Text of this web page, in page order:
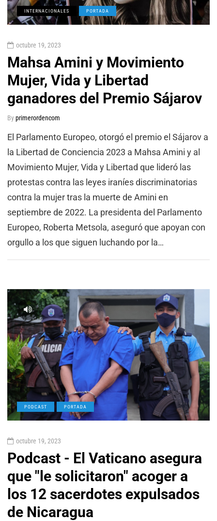
INTERNACIONALES PORTADA
octubre 19, 2023
Mahsa Amini y Movimiento
Mujer, Vida y Libertad
ganadores del Premio Sájarov
Byprimerordencom
El Parlamento Europeo, otorgó el premio el Sájarov a
la Libertad de Conciencia 2023 a Mahsa Amini y al
Movimiento Mujer, Vida y Libertad que lideró las
protestas contra las leyes iraníes discriminatorias
contra la mujer tras la muerte de Amini en
septiembre de 2022. La presidenta del Parlamento
Europeo, Roberta Metsola, aseguró que apoyan con
orgullo a los que siguen luchando por la…
PODCAST PORTADA
octubre 19, 2023
Podcast - El Vaticano asegura
que "le solicitaron" acoger a
los 12 sacerdotes expulsados
de Nicaragua